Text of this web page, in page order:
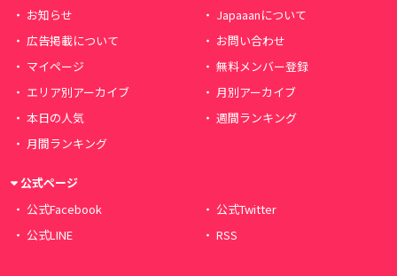
お知らせ
Japaaanについて
広告掲載について
お問い合わせ
マイページ
無料メンバー登録
エリア別アーカイブ
月別アーカイブ
本日の人気
週間ランキング
月間ランキング
公式ページ
公式Facebook
公式Twitter
公式LINE
RSS